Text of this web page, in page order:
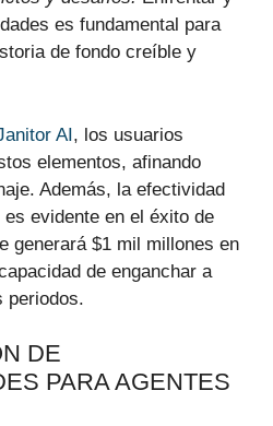
es fundamental para
de fondo creíble y
AI, los usuarios
elementos, afinando
Además, la efectividad
evidente en el éxito de
generará $1 mil millones en
de enganchar a
periodos.
DE
PARA AGENTES